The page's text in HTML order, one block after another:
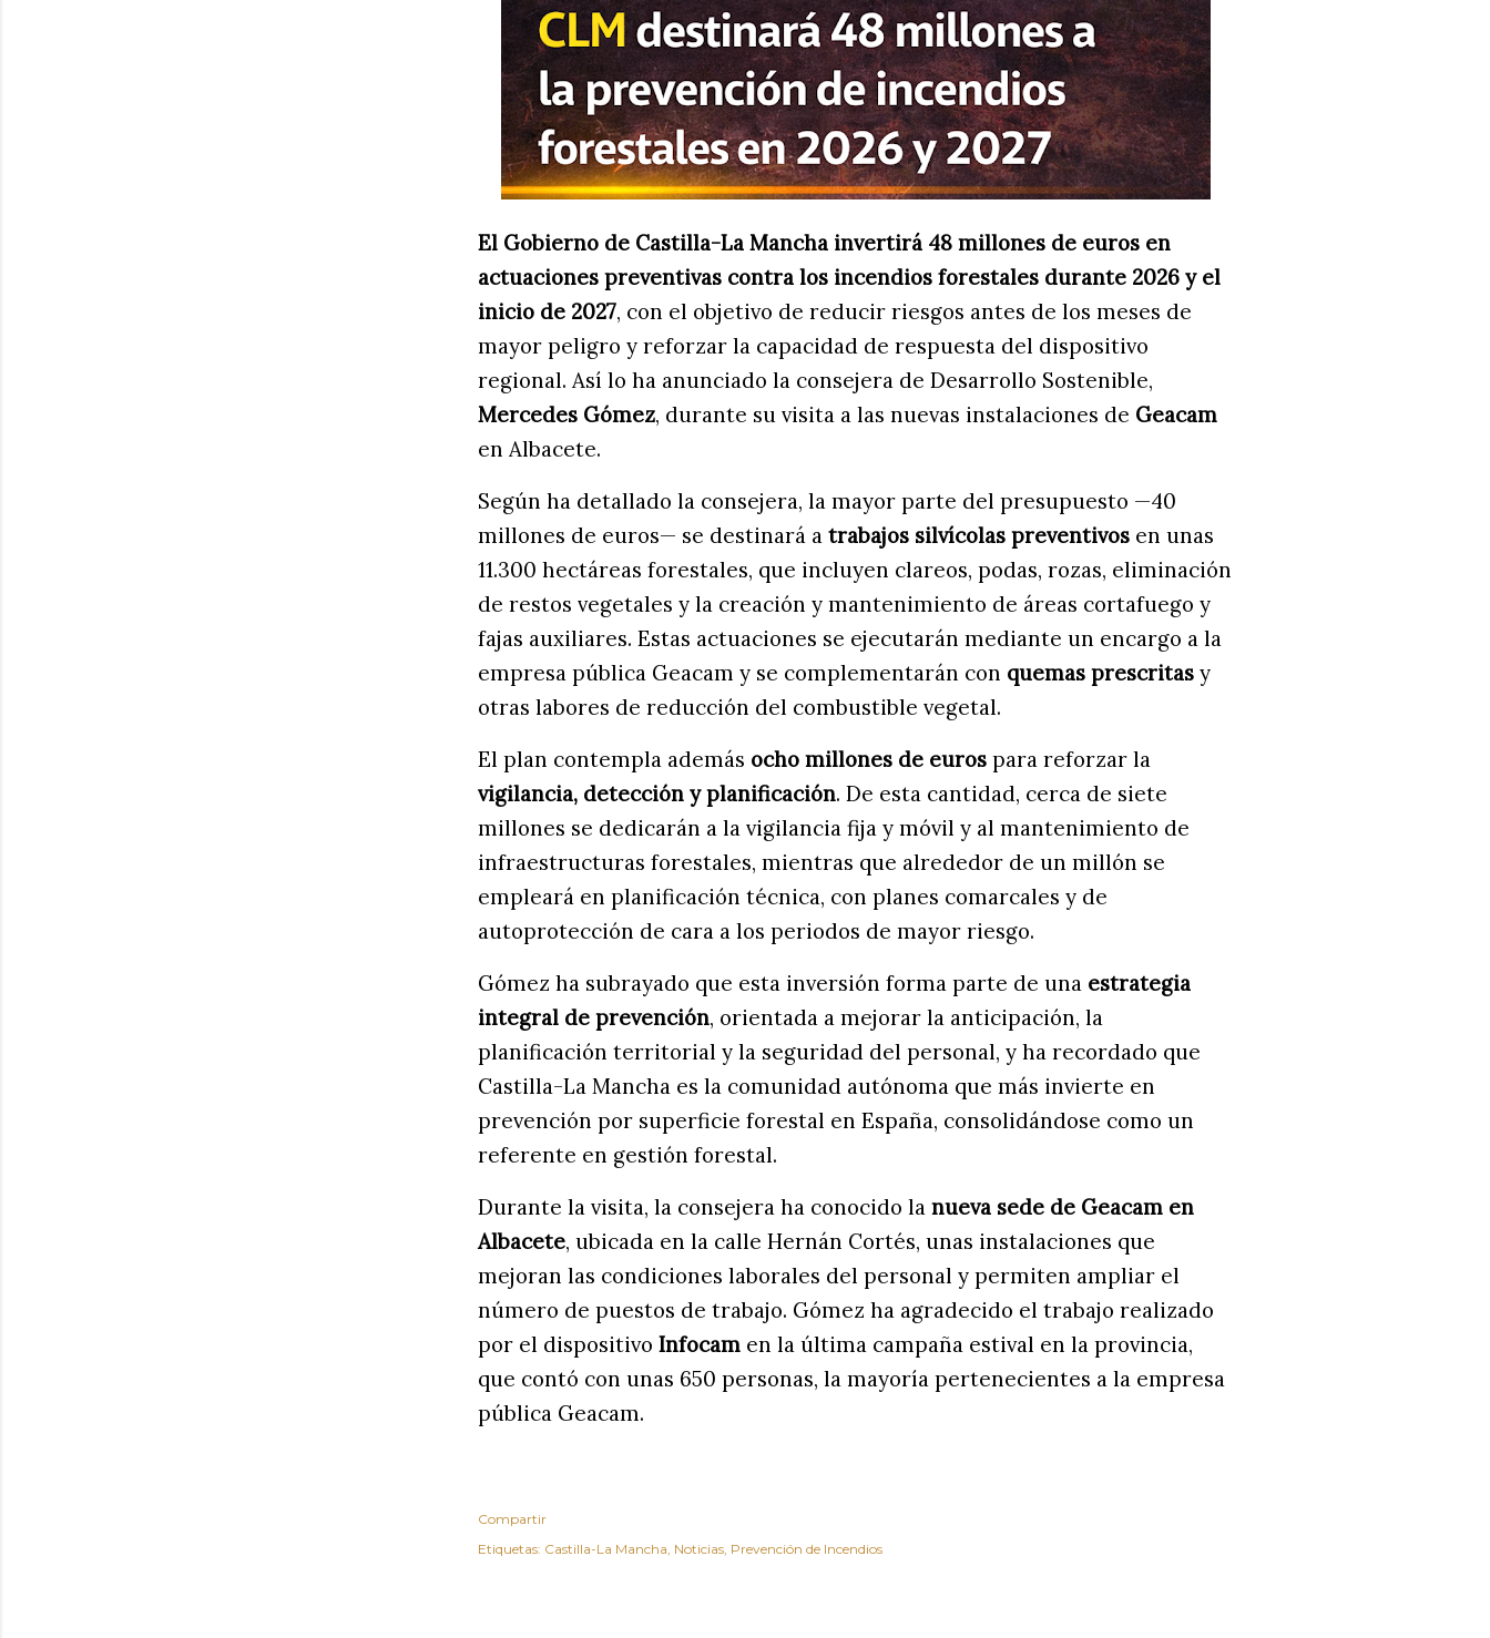
El Gobierno de Castilla-La Mancha invertirá 48 millones de euros en
actuaciones preventivas contra los incendios forestales durante 2026 y el
inicio de 2027, con el objetivo de reducir riesgos antes de los meses de
mayor peligro y reforzar la capacidad de respuesta del dispositivo
regional. Así lo ha anunciado la consejera de Desarrollo Sostenible,
Mercedes Gómez, durante su visita a las nuevas instalaciones de Geacam
en Albacete.
Según ha detallado la consejera, la mayor parte del presupuesto —40
millones de euros— se destinará a trabajos silvícolas preventivos en unas
11.300 hectáreas forestales, que incluyen clareos, podas, rozas, eliminación
de restos vegetales y la creación y mantenimiento de áreas cortafuego y
fajas auxiliares. Estas actuaciones se ejecutarán mediante un encargo a la
empresa pública Geacam y se complementarán con quemas prescritas y
otras labores de reducción del combustible vegetal.
El plan contempla además ocho millones de euros para reforzar la
vigilancia, detección y planificación. De esta cantidad, cerca de siete
millones se dedicarán a la vigilancia fija y móvil y al mantenimiento de
infraestructuras forestales, mientras que alrededor de un millón se
empleará en planificación técnica, con planes comarcales y de
autoprotección de cara a los periodos de mayor riesgo.
Gómez ha subrayado que esta inversión forma parte de una estrategia
integral de prevención, orientada a mejorar la anticipación, la
planificación territorial y la seguridad del personal, y ha recordado que
Castilla-La Mancha es la comunidad autónoma que más invierte en
prevención por superficie forestal en España, consolidándose como un
referente en gestión forestal.
Durante la visita, la consejera ha conocido la nueva sede de Geacam en
Albacete, ubicada en la calle Hernán Cortés, unas instalaciones que
mejoran las condiciones laborales del personal y permiten ampliar el
número de puestos de trabajo. Gómez ha agradecido el trabajo realizado
por el dispositivo Infocam en la última campaña estival en la provincia,
que contó con unas 650 personas, la mayoría pertenecientes a la empresa
pública Geacam.
Compartir
Etiquetas: Castilla-La Mancha Noticias Prevención de Incendios